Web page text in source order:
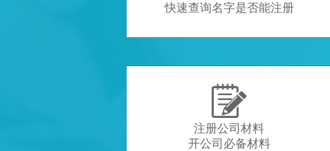
快速查询名字是否能注册

注册公司材料
开公司必备材料